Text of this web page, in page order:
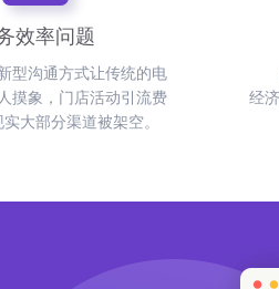
效率问题
型沟通方式让传统的电
摸象，门店活动引流费
大部分渠道被架空。
经